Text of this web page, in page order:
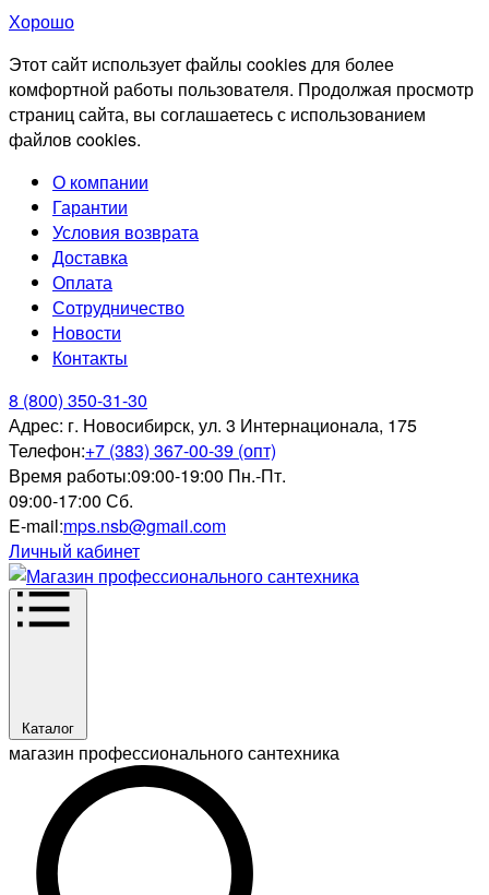
Хорошо
Этот сайт использует файлы cookies для более
комфортной работы пользователя. Продолжая просмотр
страниц сайта, вы соглашаетесь с использованием
файлов cookies.
О компании
Гарантии
Условия возврата
Доставка
Оплата
Сотрудничество
Новости
Контакты
8 (800) 350-31-30
Адрес: г. Новосибирск, ул. 3 Интернационала, 175
Телефон:+7 (383) 367-00-39 (опт)
Время работы:09:00-19:00 Пн.-Пт.
09:00-17:00 Сб.
E-mail:mps.nsb@gmail.com
Личный кабинет
Каталог
магазин профессионального сантехника